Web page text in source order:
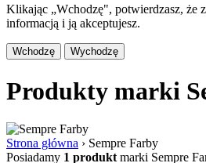
Klikając „Wchodzę", potwierdzasz, że
informacją i ją akceptujesz.
Wchodzę Wychodzę
Produkty marki
Strona główna › Sempre Farby
Posiadamy 1 produkt marki Sempre